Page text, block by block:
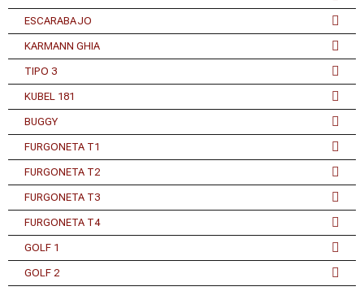
ESCARABAJO
KARMANN GHIA
TIPO 3
KUBEL 181
BUGGY
FURGONETA T1
FURGONETA T2
FURGONETA T3
FURGONETA T4
GOLF 1
GOLF 2